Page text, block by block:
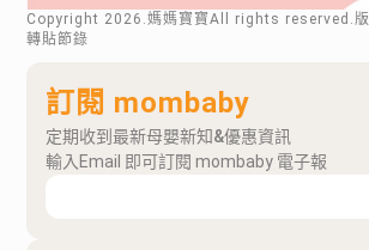
Copyright 2026 .媽媽寶寶All rights reserved.版
轉貼節錄
訂閱 mombaby
定期收到最新母嬰新知&優惠資訊
輸入Email 即可訂閱 mombaby 電子報